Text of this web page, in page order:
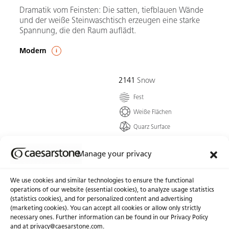
Manage your privacy
We use cookies and similar technologies to ensure the functional
operations of our website (essential cookies), to analyze usage statistics
(statistics cookies), and for personalized content and advertising
(marketing cookies). You can accept all cookies or allow only strictly
necessary ones. Further information can be found in our Privacy Policy
and at privacy@caesarstone.com.
Dramatik vom Feinsten: Die satten, tiefblauen Wände
und der weiße Steinwaschtisch erzeugen eine starke
Spannung, die den Raum auflädt.
Modern
2141 Snow
Fest
Weiße Flächen
Quarz Surface
erfrischende weiße
Körnern für einen Hauch
von Wärme und...
Zur Farbe